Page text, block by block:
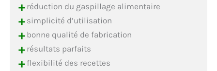
+réduction du gaspillage alimentaire
+simplicité d’utilisation
+bonne qualité de fabrication
+résultats parfaits
+flexibilité des recettes